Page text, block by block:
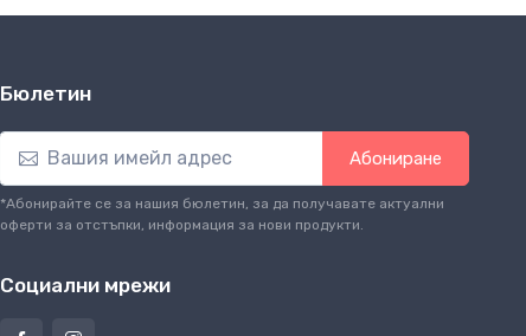
Бюлетин
Абониране
*Абонирайте се за нашия бюлетин, за да получавате актуални
оферти за отстъпки, информация за нови продукти.
Социални мрежи